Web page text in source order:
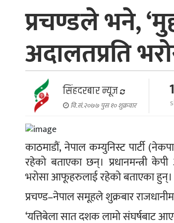
प्रचण्डले भने,
अदालतप्रति
सिंहदरबार न्यूज
वि.सं.२०७७ पुस १० शुक्रवार
काठमाडौं, नेपाल कम्युनिस्ट पार्टी
रहेको बताएका छन्। प्रधानमन्त्री
भरोसा आफूहरुलाई रहेको बताएका हुन्।
प्रचण्ड–नेपाल समूहले शुक्रबार
‘यत्तिबेला सात दशक लामो संघर्षबाट